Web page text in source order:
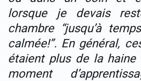
lorsque je devais
chambre “jusqu’à
calmée!”. En général,
étaient plus de la haine
moment